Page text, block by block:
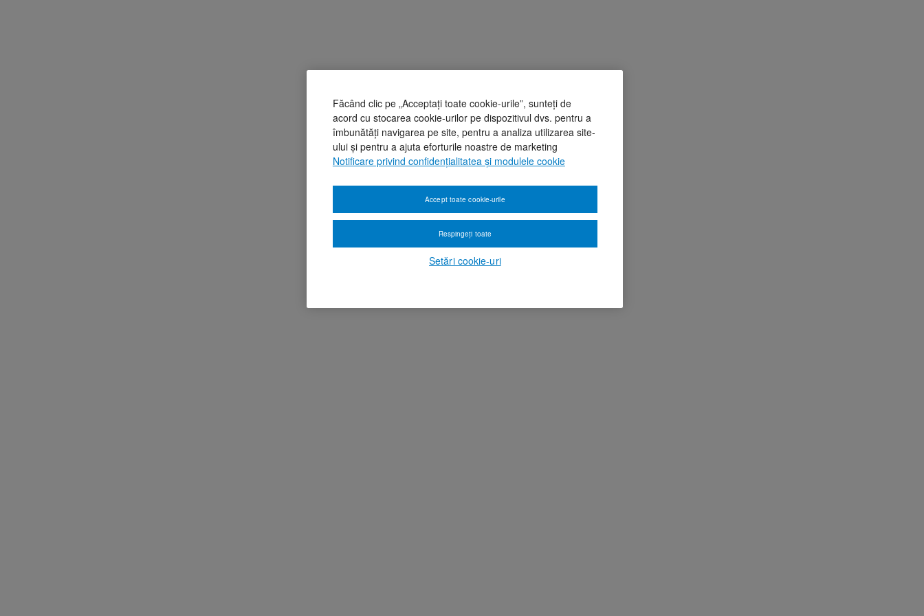
Făcând clic pe „Acceptați toate cookie-urile”, sunteți de
acord cu stocarea cookie-urilor pe dispozitivul dvs. pentru a
îmbunătăți navigarea pe site, pentru a analiza utilizarea site-
ului și pentru a ajuta eforturile noastre de marketing
Notificare privind confidențialitatea și modulele cookie
Setări cookie-uri
Respingeți toate
Accept toate cookie-urile